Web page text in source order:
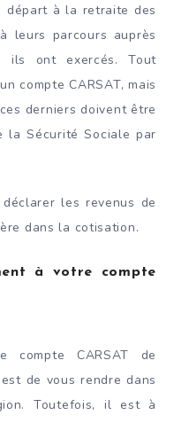
départ à la retraite des
leurs parcours auprès
ils ont exercés. Tout
compte CARSAT, mais
derniers doivent être
la Sécurité Sociale par
les revenus de
dans la cotisation.
à votre compte
compte CARSAT de
de vous rendre dans
Toutefois, il est à